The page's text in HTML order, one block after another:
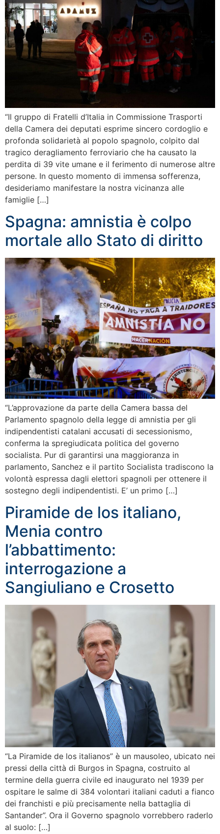
“Il gruppo di Fratelli d’Italia in Commissione Trasporti
della Camera dei deputati esprime sincero cordoglio e
profonda solidarietà al popolo spagnolo, colpito dal
tragico deragliamento ferroviario che ha causato la
perdita di 39 vite umane e il ferimento di numerose altre
persone. In questo momento di immensa sofferenza,
desideriamo manifestare la nostra vicinanza alle
famiglie […]
Spagna: amnistia è colpo
mortale allo Stato di diritto
“L’approvazione da parte della Camera bassa del
Parlamento spagnolo della legge di amnistia per gli
indipendentisti catalani accusati di secessionismo,
conferma la spregiudicata politica del governo
socialista. Pur di garantirsi una maggioranza in
parlamento, Sanchez e il partito Socialista tradiscono la
volontà espressa dagli elettori spagnoli per ottenere il
sostegno degli indipendentisti. E’ un primo […]
Piramide de los italiano,
Menia contro
l’abbattimento:
interrogazione a
Sangiuliano e Crosetto
“La Piramide de los italianos” è un mausoleo, ubicato nei
pressi della città di Burgos in Spagna, costruito al
termine della guerra civile ed inaugurato nel 1939 per
ospitare le salme di 384 volontari italiani caduti a fianco
dei franchisti e più precisamente nella battaglia di
Santander”. Ora il Governo spagnolo vorrebbero raderlo
al suolo: […]